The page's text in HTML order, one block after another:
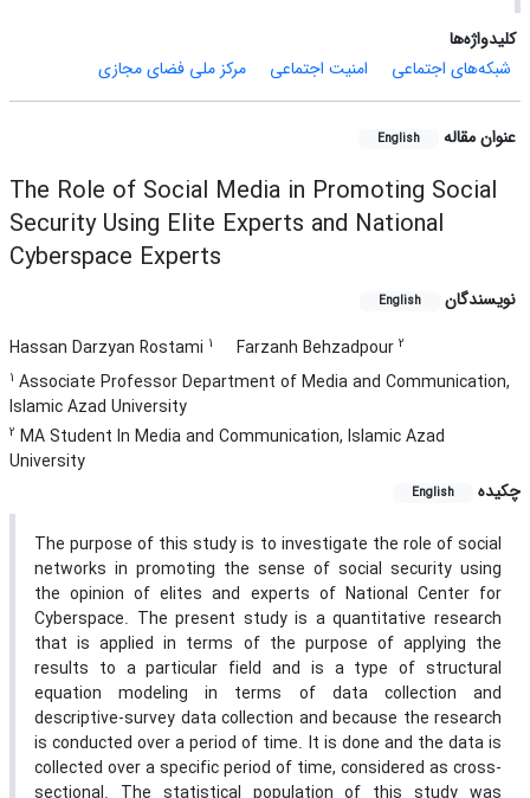
کلیدواژه‌ها
شبکه‌های اجتماعی
امنیت اجتماعی مرکز ملی فضای مجازی
عنوان مقاله English
The Role of Social Media in Promoting Social
Security Using Elite Experts and National
Cyberspace Experts
نویسندگان English
Hassan Darzyan Rostami 1 Farzanh Behzadpour 2
1 Associate Professor Department of Media and Communication,
Islamic Azad University
2 MA Student In Media and Communication, Islamic Azad
University
چکیده
English
The purpose of this study is to investigate the role of social
networks in promoting the sense of social security using
the opinion of elites and experts of National Center for
Cyberspace. The present study is a quantitative research
that is applied in terms of the purpose of applying the
results to a particular field and is a type of structural
equation modeling in terms of data collection and
descriptive-survey data collection and because the research
is conducted over a period of time. It is done and the data is
collected over a specific period of time, considered as cross-